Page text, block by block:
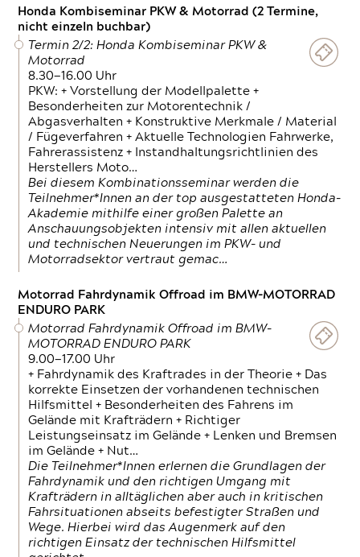
Honda Kombiseminar PKW & Motorrad (2 Termine,
nicht einzeln buchbar)
Termin 2/2: Honda Kombiseminar PKW &
Motorrad
8.30—16.00 Uhr
PKW: + Vorstellung der Modellpalette +
Besonderheiten zur Motorentechnik /
Abgasverhalten + Konstruktive Merkmale / Material
/ Fügeverfahren + Aktuelle Technologien Fahrwerke,
Fahrerassistenz + Instandhaltungsrichtlinien des
Herstellers Moto…
Bei diesem Kombinationsseminar werden die
Teilnehmer*Innen an der top ausgestatteten Honda-
Akademie mithilfe einer großen Palette an
Anschauungsobjekten intensiv mit allen aktuellen
und technischen Neuerungen im PKW- und
Motorradsektor vertraut gemac…
Motorrad Fahrdynamik Offroad im BMW-MOTORRAD
ENDURO PARK
Motorrad Fahrdynamik Offroad im BMW-
MOTORRAD ENDURO PARK
9.00—17.00 Uhr
+ Fahrdynamik des Kraftrades in der Theorie + Das
korrekte Einsetzen der vorhandenen technischen
Hilfsmittel + Besonderheiten des Fahrens im
Gelände mit Krafträdern + Richtiger
Leistungseinsatz im Gelände + Lenken und Bremsen
im Gelände + Nut…
Die Teilnehmer*Innen erlernen die Grundlagen der
Fahrdynamik und den richtigen Umgang mit
Krafträdern in alltäglichen aber auch in kritischen
Fahrsituationen abseits befestigter Straßen und
Wege. Hierbei wird das Augenmerk auf den
richtigen Einsatz der technischen Hilfsmittel